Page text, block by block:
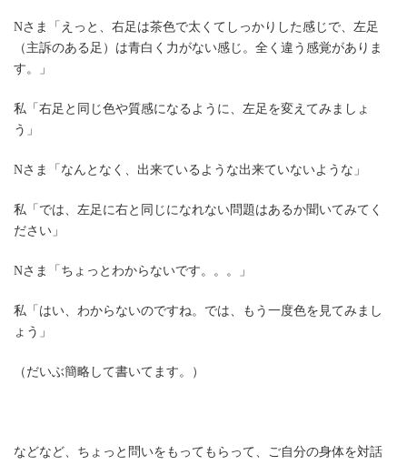
Nさま「えっと、右足は茶色で太くてしっかりした感じで、左足
（主訴のある足）は青白く力がない感じ。全く違う感覚がありま
す。」
私「右足と同じ色や質感になるように、左足を変えてみましょ
う」
Nさま「なんとなく、出来ているような出来ていないような」
私「では、左足に右と同じになれない問題はあるか聞いてみてく
ださい」
Nさま「ちょっとわからないです。。。」
私「はい、わからないのですね。では、もう一度色を見てみまし
ょう」
（だいぶ簡略して書いてます。）
などなど、ちょっと問いをもってもらって、ご自分の身体を対話